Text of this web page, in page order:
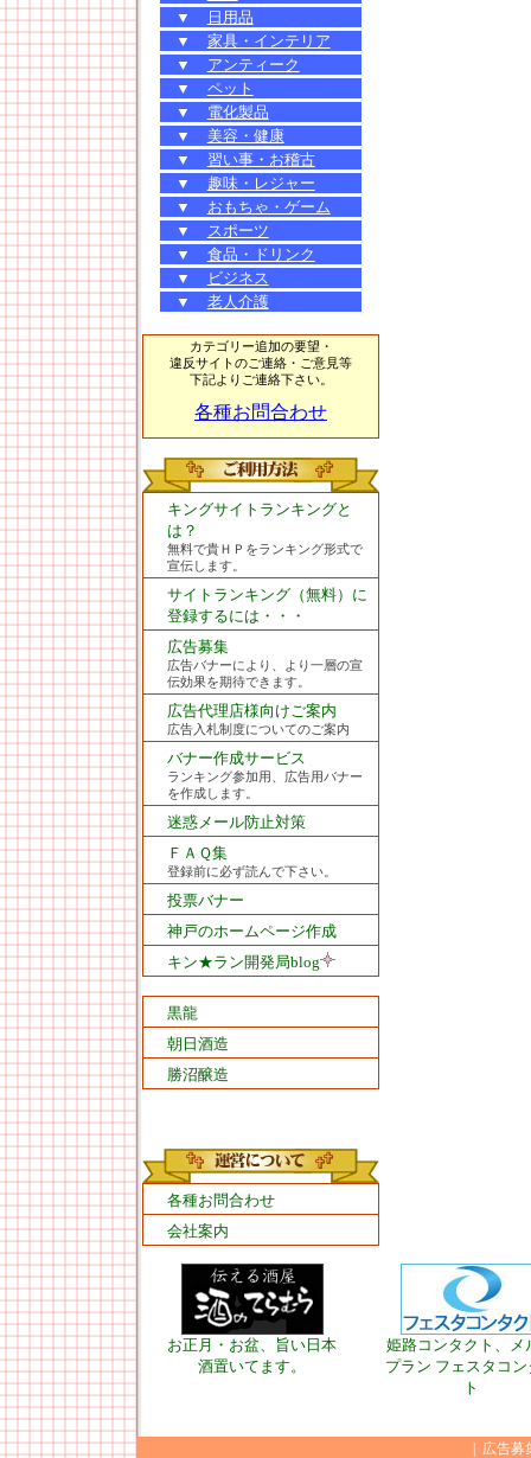
▼
日用品
▼
家具・インテリア
▼
アンティーク
▼
ペット
▼
電化製品
▼
美容・健康
▼
習い事・お稽古
▼
趣味・レジャー
▼
おもちゃ・ゲーム
▼
スポーツ
▼
食品・ドリンク
▼
ビジネス
▼
老人介護
カテゴリー追加の要望・
違反サイトのご連絡・ご意見等
下記よりご連絡下さい。
各種お問合わせ
キングサイトランキングと
は？
無料で貴ＨＰをランキング形式で
宣伝します。
サイトランキング（無料）に
登録するには・・・
広告募集
広告バナーにより、より一層の宣
伝効果を期待できます。
広告代理店様向けご案内
広告入札制度についてのご案内
バナー作成サービス
ランキング参加用、広告用バナー
を作成します。
迷惑メール防止対策
ＦＡＱ集
登録前に必ず読んで下さい。
投票バナー
神戸のホームページ作成
キン★ラン開発局blog
黒龍
朝日酒造
勝沼醸造
各種お問合わせ
会社案内
お正月・お盆、旨い日本
酒置いてます。
姫路コンタクト、メ
プラン フェスタコン
ト
広告募